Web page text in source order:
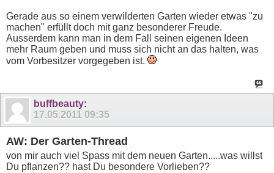
Gerade aus so einem verwilderten Garten wieder etwas "zu
machen" erfüllt doch mit ganz besonderer Freude.
Ausserdem kann man in dem Fall seinen eigenen Ideen
mehr Raum geben und muss sich nicht an das halten, was
vom Vorbesitzer vorgegeben ist.
buffbeauty:
17.05.2011 09:35
AW: Der Garten-Thread
von mir auch viel Spass mit dem neuen Garten.....was willst
Du pflanzen?? hast Du besondere Vorlieben??